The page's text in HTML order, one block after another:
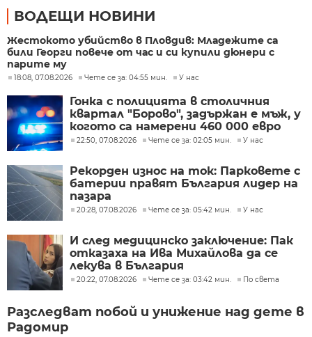
ВОДЕЩИ НОВИНИ
Жестокото убийство в Пловдив: Младежите са
били Георги повече от час и си купили дюнери с
парите му
18:08, 07.08.2026 Чете се за: 04:55 мин. У нас
Гонка с полицията в столичния
квартал "Борово", задържан е мъж, у
когото са намерени 460 000 евро
22:50, 07.08.2026 Чете се за: 02:05 мин. У нас
Рекорден износ на ток: Парковете с
батерии правят България лидер на
пазара
20:28, 07.08.2026 Чете се за: 05:42 мин. У нас
И след медицинско заключение: Пак
отказаха на Ива Михайлова да се
лекува в България
20:22, 07.08.2026 Чете се за: 03:42 мин. По света
Разследват побой и унижение над дете в
Радомир